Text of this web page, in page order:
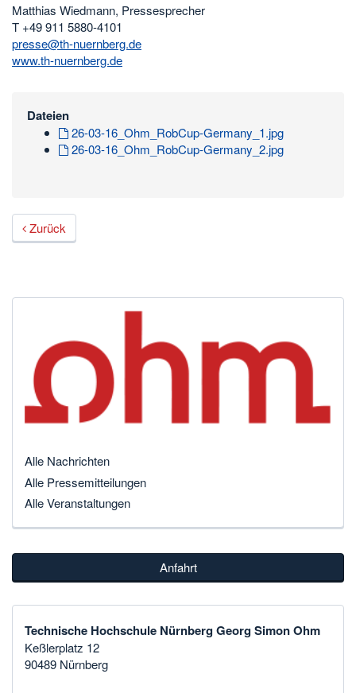
Matthias Wiedmann, Pressesprecher
T +49 911 5880-4101
presse@th-nuernberg.de
www.th-nuernberg.de
Dateien
26-03-16_Ohm_RobCup-Germany_1.jpg
26-03-16_Ohm_RobCup-Germany_2.jpg
Zurück
Alle Nachrichten
Alle Pressemitteilungen
Alle Veranstaltungen
Anfahrt
Technische Hochschule Nürnberg Georg Simon Ohm
Keßlerplatz 12
90489 Nürnberg